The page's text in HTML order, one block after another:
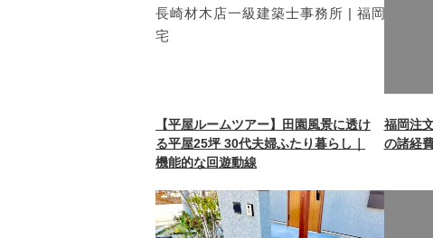
【平屋ルームツアー】田園風景に透け
る平屋25坪 30代夫婦ふたり暮らし｜
機能的な回遊動線
福岡注
の諸経